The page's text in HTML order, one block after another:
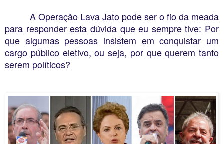
A Operação Lava Jato pode ser o fio da meada
para responder esta dúvida que eu sempre tive: Por
que algumas pessoas insistem em conquistar um
cargo público eletivo, ou seja, por que querem tanto
serem políticos?